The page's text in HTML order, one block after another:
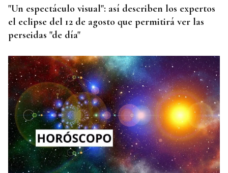
"Un espectáculo visual": así describen los expertos
el eclipse del 12 de agosto que permitirá ver las
perseidas "de día"